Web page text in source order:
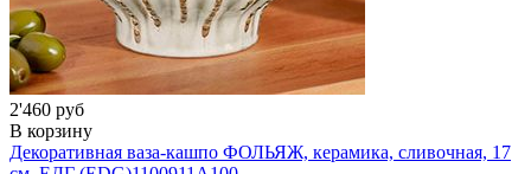
2'460 руб
В корзину
Декоративная ваза-кашпо ФОЛЬЯЖ, керамика, сливочная, 17